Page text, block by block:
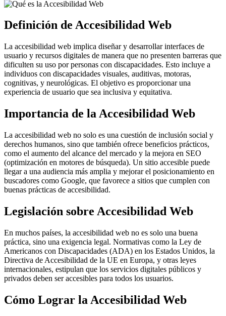
Definición de Accesibilidad Web
La accesibilidad web implica diseñar y desarrollar interfaces de
usuario y recursos digitales de manera que no presenten barreras que
dificulten su uso por personas con discapacidades. Esto incluye a
individuos con discapacidades visuales, auditivas, motoras,
cognitivas, y neurológicas. El objetivo es proporcionar una
experiencia de usuario que sea inclusiva y equitativa.
Importancia de la Accesibilidad Web
La accesibilidad web no solo es una cuestión de inclusión social y
derechos humanos, sino que también ofrece beneficios prácticos,
como el aumento del alcance del mercado y la mejora en SEO
(optimización en motores de búsqueda). Un sitio accesible puede
llegar a una audiencia más amplia y mejorar el posicionamiento en
buscadores como Google, que favorece a sitios que cumplen con
buenas prácticas de accesibilidad.
Legislación sobre Accesibilidad Web
En muchos países, la accesibilidad web no es solo una buena
práctica, sino una exigencia legal. Normativas como la Ley de
Americanos con Discapacidades (ADA) en los Estados Unidos, la
Directiva de Accesibilidad de la UE en Europa, y otras leyes
internacionales, estipulan que los servicios digitales públicos y
privados deben ser accesibles para todos los usuarios.
Cómo Lograr la Accesibilidad Web